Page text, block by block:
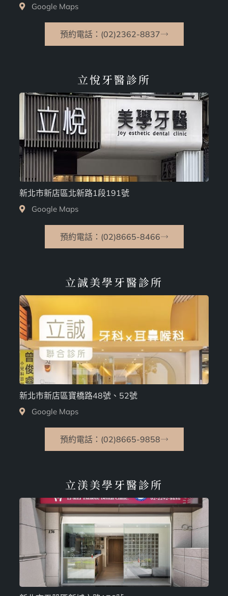
Google Maps
預約電話：(02)2362-8837
立悅牙醫診所
新北市新店區北新路1段191號
Google Maps
預約電話：(02)8665-8466
立誠美學牙醫診所
新北市新店區寶橋路48號、52號
Google Maps
預約電話：(02)8665-9858
立渼美學牙醫診所